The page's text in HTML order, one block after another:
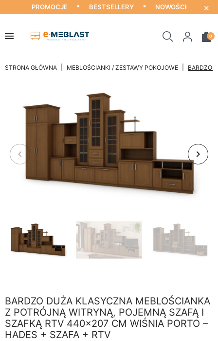
PROMOCJE BESTSELLERY NOWOŚCI ×
0
STRONA GŁÓWNA MEBLOŚCIANKI / ZESTAWY POKOJOWE BARDZO
Poprzedni
keyboard_arrow_left keyboard_arrow_right
BARDZO DUŻA KLASYCZNA MEBLOŚCIANKA
Z POTRÓJNĄ WITRYNĄ, POJEMNĄ SZAFĄ I
SZAFKĄ RTV 440×207 CM WIŚNIA PORTO –
HADES + SZAFA + RTV